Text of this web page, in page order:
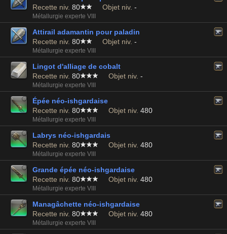
Recette niv. 80 Objet niv. -
Métallurgie experte VIII
Attirail adamantin pour paladin
Recette niv. 80 Objet niv. -
Métallurgie experte VIII
Lingot d'alliage de cobalt
Recette niv. 80 Objet niv. -
Métallurgie experte VIII
Épée néo-ishgardaise
Recette niv. 80 Objet niv. 480
Métallurgie experte VIII
Labrys néo-ishgardais
Recette niv. 80 Objet niv. 480
Métallurgie experte VIII
Grande épée néo-ishgardaise
Recette niv. 80 Objet niv. 480
Métallurgie experte VIII
Managâchette néo-ishgardaise
Recette niv. 80 Objet niv. 480
Métallurgie experte VIII